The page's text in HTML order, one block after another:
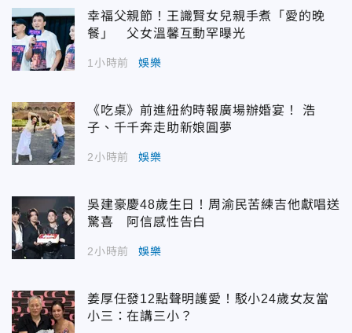
幸福父親節！王識賢女兒親手煮「愛的晚
餐」 父女溫馨互動罕曝光
1小時前 娛樂
《吃桌》前進紐約時報廣場辦婚宴！ 浩
子、千千奔走助新娘圓夢
2小時前 娛樂
吳建豪慶48歲生日！周渝民苦練吉他獻唱送
驚喜 阿信感性告白
2小時前 娛樂
姜厚任發12點聲明護愛！駁小24歲女友當
小三：在講三小？